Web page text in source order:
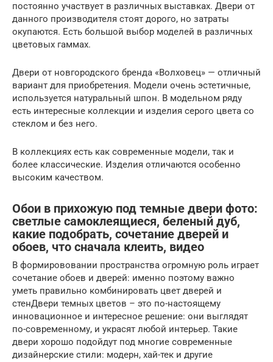
постоянно участвует в различных выставках. Двери от
данного производителя стоят дорого, но затраты
окупаются. Есть большой выбор моделей в различных
цветовых гаммах.
Двери от новгородского бренда «Волховец» — отличный
вариант для приобретения. Модели очень эстетичные,
используется натуральный шпон. В модельном ряду
есть интересные коллекции и изделия серого цвета со
стеклом и без него.
В коллекциях есть как современные модели, так и
более классические. Изделия отличаются особенно
высоким качеством.
Обои в прихожую под темные двери фото:
светлые самоклеящиеся, беленый дуб,
какие подобрать, сочетание дверей и
обоев, что сначала клеить, видео
В формирововании пространства огромную роль играет
сочетание обоев и дверей: именно поэтому важно
уметь правильно комбинировать цвет дверей и
стенДвери темных цветов – это по-настоящему
инновационное и интересное решение: они выглядят
по-современному, и украсят любой интерьер. Такие
двери хорошо подойдут под многие современные
дизайнерские стили: модерн, хай-тек и другие